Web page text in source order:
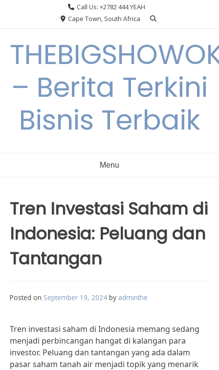
Call Us: +2782 444 YEAH
Cape Town, South Africa
– Berita Terkini
Bisnis Terbaik
Menu
Tren Investasi Saham di
Indonesia: Peluang dan
Tantangan
Posted on September 19, 2024 by adminthe
Tren investasi saham di Indonesia memang sedang
menjadi perbincangan hangat di kalangan para
investor. Peluang dan tantangan yang ada dalam
pasar saham tanah air menjadi topik yang menarik